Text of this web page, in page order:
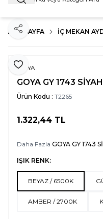
ANA SAYFA İÇ MEKAN
Favoriye Ekle
Paylaş
GOYA
GOYA GY 1743
Ürün Kodu : T2265
1.322,44 TL
Daha Fazla GOYA GY 1743
IŞIK RENK:
BEYAZ / 6500K
AMBER / 2700K